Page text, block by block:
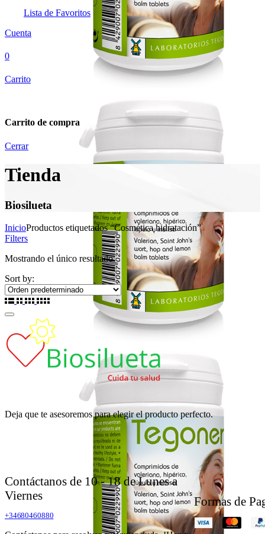
Lista de Favoritos
Cuenta
0
Carrito
Carrito de compra
Cerrar
Tienda
Biosilueta
InicioProductos etiquetados “Cosmética hidratación”
Filters
Mostrando el único resultado
Sort by:
Deja que te asesoremos para elegir el producto perfecto.
Contáctanos de 10 - 18 de Lunes a
Viernes
+34680460880
Formas de